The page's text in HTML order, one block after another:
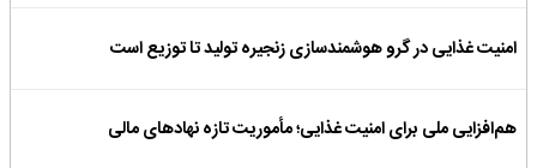
امنیت غذایی در گرو هوشمندسازی زنجیره تولید تا توزیع است
هم‌افزایی ملی برای امنیت غذایی؛ مأموریت تازه نهادهای مالی